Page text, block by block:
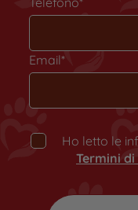
Email*
Ho letto le
Termini